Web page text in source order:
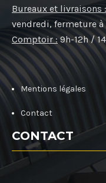
Bureaux et livraisons :
vendredi, fermeture à
Comptoir : 9h-12h /
Mentions légales
Contact
CONTACT